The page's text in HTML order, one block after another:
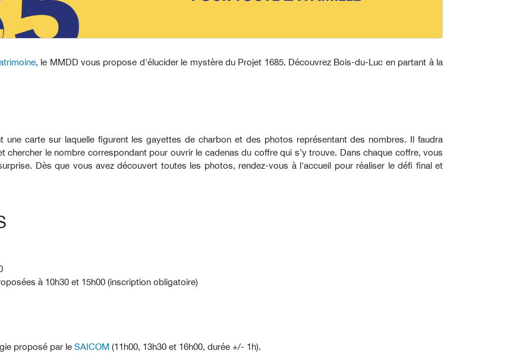
, le MMDD vous propose d'élucider le mystère du Projet 1685. Découvrez Bois-du-Luc en partant à la
une carte sur laquelle figurent les gayettes de charbon et des photos représentant des nombres. Il faudra
chercher le nombre correspondant pour ouvrir le cadenas du coffre qui s’y trouve. Dans chaque coffre, vous
Dès que vous avez découvert toutes les photos, rendez-vous à l'accueil pour réaliser le défi final et
à 10h30 et 15h00 (inscription obligatoire)
proposé par le SAICOM (11h00, 13h30 et 16h00, durée +/- 1h).